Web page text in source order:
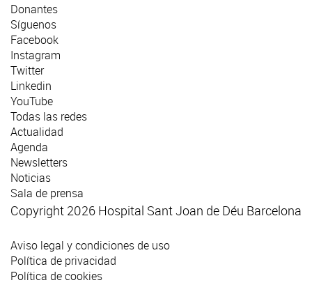
Donantes
Síguenos
Facebook
Instagram
Twitter
Linkedin
YouTube
Todas las redes
Actualidad
Agenda
Newsletters
Noticias
Sala de prensa
Copyright 2026 Hospital Sant Joan de Déu Barcelona
Aviso legal y condiciones de uso
Política de privacidad
Política de cookies